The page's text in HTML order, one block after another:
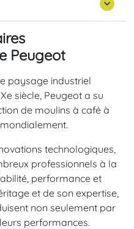
Peugeot
paysage industriel
siècle, Peugeot a su
de moulins à café à
technologiques,
professionnels à la
performance et
et de son expertise,
non seulement par
performances.